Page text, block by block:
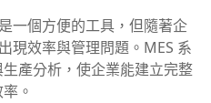
一個方便的工具，但隨著企
現效率與管理問題。MES 系
產分析，使企業能建立完整
。